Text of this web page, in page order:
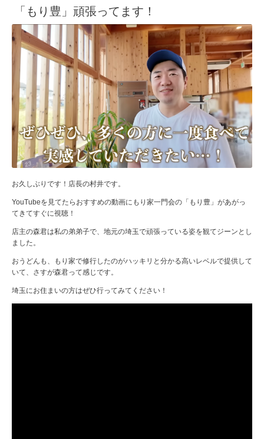
「もり豊」頑張ってます！
お久しぶりです！店長の村井です。
YouTubeを見てたらおすすめの動画にもり家一門会の「もり豊」があがっ
てきてすぐに視聴！
店主の森君は私の弟弟子で、地元の埼玉で頑張っている姿を観てジーンとし
ました。
おうどんも、もり家で修行したのがハッキリと分かる高いレベルで提供して
いて、さすが森君って感じです。
埼玉にお住まいの方はぜひ行ってみてください！